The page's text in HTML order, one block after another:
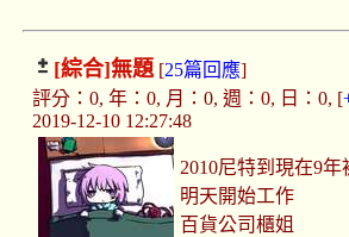
[綜合]無題[25篇回應]
評分：0, 年：0, 月：0, 週：0, 日：0, [
2019-12-10 12:27:48
2010尼特到現在9年
明天開始工作
百貨公司櫃姐